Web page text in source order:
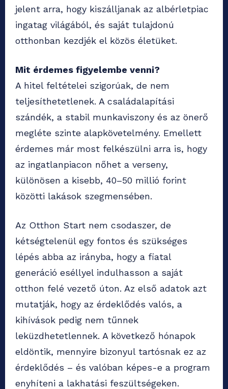
jelent arra, hogy kiszálljanak az albérletpiac
ingatag világából, és saját tulajdonú
otthonban kezdjék el közös életüket.
Mit érdemes figyelembe venni?
A hitel feltételei szigorúak, de nem
teljesíthetetlenek. A családalapítási
szándék, a stabil munkaviszony és az önerő
megléte szinte alapkövetelmény. Emellett
érdemes már most felkészülni arra is, hogy
az ingatlanpiacon nőhet a verseny,
különösen a kisebb, 40–50 millió forint
közötti lakások szegmensében.
Az Otthon Start nem csodaszer, de
kétségtelenül egy fontos és szükséges
lépés abba az irányba, hogy a fiatal
generáció eséllyel indulhasson a saját
otthon felé vezető úton. Az első adatok azt
mutatják, hogy az érdeklődés valós, a
kihívások pedig nem tűnnek
leküzdhetetlennek. A következő hónapok
eldöntik, mennyire bizonyul tartósnak ez az
érdeklődés – és valóban képes-e a program
enyhíteni a lakhatási feszültségeken.